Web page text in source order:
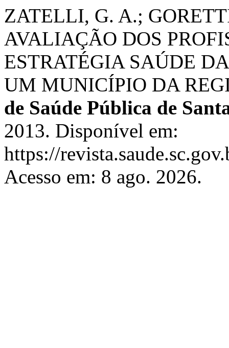
ZATELLI, G. A.;
AVALIAÇÃO DOS
ESTRATÉGIA SAÚDE
UM MUNICÍPIO DA
de Saúde Pública de
2013. Disponível em:
https://
Acesso em: 8 ago. 2026.